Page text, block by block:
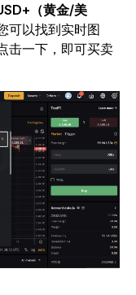
（黄金/美
可以找到实时图
击一下，即可买卖